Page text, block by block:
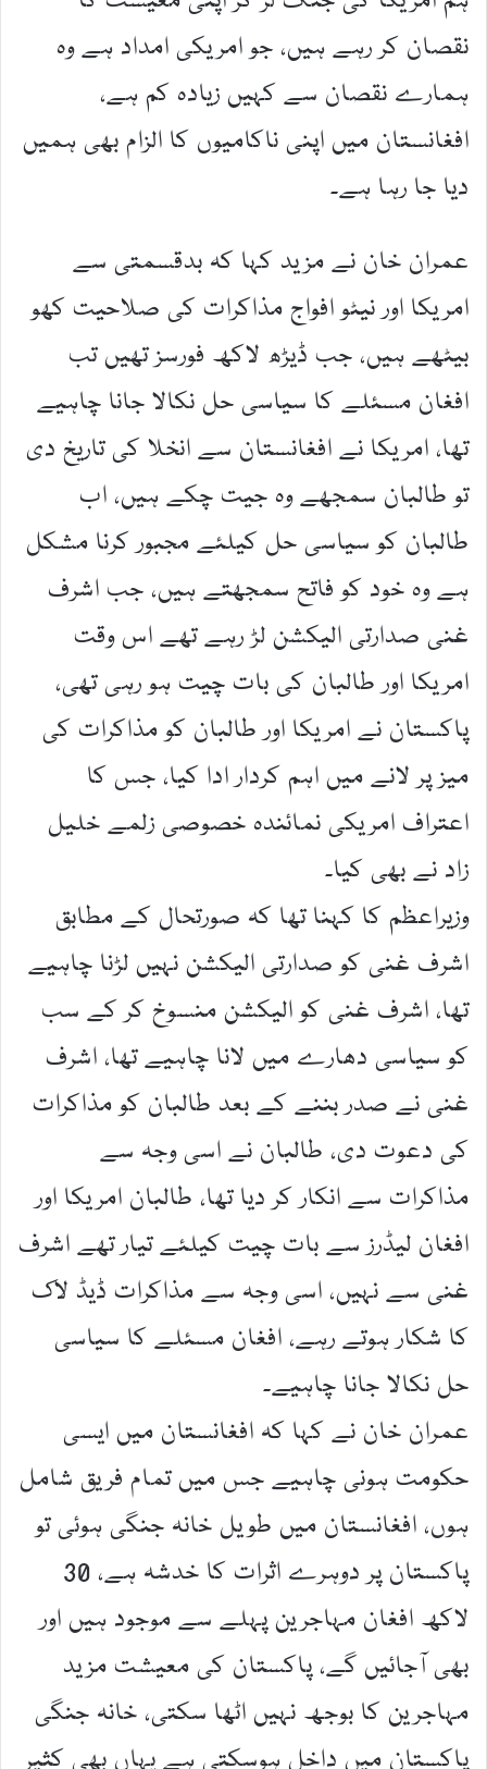
نقصان کر رہے ہیں، جو امریکی امداد ہے وہ
ہمارے نقصان سے کہیں زیادہ کم ہے،
افغانستان میں اپنی ناکامیوں کا الزام بھی ہمیں
دیا جا رہا ہے۔
عمران خان نے مزید کہا کہ بدقسمتی سے
امریکا اور نیٹو افواج مذاکرات کی صلاحیت کھو
بیٹھے ہیں، جب ڈیڑھ لاکھ فورسز تھیں تب
افغان مسئلے کا سیاسی حل نکالا جانا چاہیے
تھا، امریکا نے افغانستان سے انخلا کی تاریخ دی
تو طالبان سمجھے وہ جیت چکے ہیں، اب
طالبان کو سیاسی حل کیلئے مجبور کرنا مشکل
ہے وہ خود کو فاتح سمجھتے ہیں، جب اشرف
غنی صدارتی الیکشن لڑ رہے تھے اس وقت
امریکا اور طالبان کی بات چیت ہو رہی تھی،
پاکستان نے امریکا اور طالبان کو مذاکرات کی
میز پر لانے میں اہم کردار ادا کیا، جس کا
اعتراف امریکی نمائندہ خصوصی زلمے خلیل
زاد نے بھی کیا۔
وزیراعظم کا کہنا تھا کہ صورتحال کے مطابق
اشرف غنی کو صدارتی الیکشن نہیں لڑنا چاہیے
تھا، اشرف غنی کو الیکشن منسوخ کر کے سب
کو سیاسی دھارے میں لانا چاہیے تھا، اشرف
غنی نے صدر بننے کے بعد طالبان کو مذاکرات
کی دعوت دی، طالبان نے اسی وجہ سے
مذاکرات سے انکار کر دیا تھا، طالبان امریکا اور
افغان لیڈرز سے بات چیت کیلئے تیار تھے اشرف
غنی سے نہیں، اسی وجہ سے مذاکرات ڈیڈ لاک
کا شکار ہوتے رہے، افغان مسئلے کا سیاسی
حل نکالا جانا چاہیے۔
عمران خان نے کہا کہ افغانستان میں ایسی
حکومت ہونی چاہیے جس میں تمام فریق شامل
ہوں، افغانستان میں طویل خانہ جنگی ہوئی تو
پاکستان پر دوہرے اثرات کا خدشہ ہے، 30
لاکھ افغان مہاجرین پہلے سے موجود ہیں اور
بھی آجائیں گے، پاکستان کی معیشت مزید
مہاجرین کا بوجھ نہیں اٹھا سکتی، خانہ جنگی
پاکستان میں داخل ہوسکتی ہے یہاں بھی کثیر